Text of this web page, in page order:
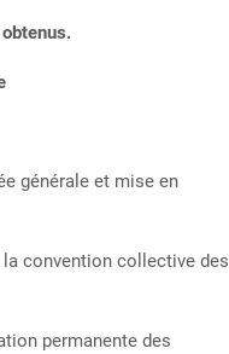
générale et mise en
convention collective des
permanente des